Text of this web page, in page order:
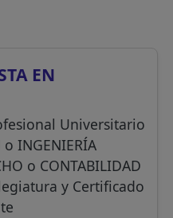
EN
Universitario
INGENIERÍA
o CONTABILIDAD
y Certificado